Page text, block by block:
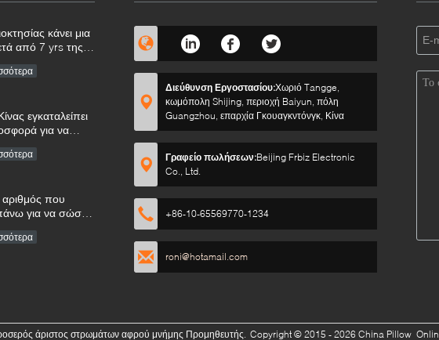
κάνει μια
από 7 yrs της
εγκαταλείπει
για να
που
για να σώσει
Διεύθυνση Εργοστασίου:Χωριό Tangge,
κωμόπολη Shijing, περιοχή Baiyun, πόλη
Guangzhou, επαρχία Γκουαγκντόνγκ, Κίνα
Γραφείο πωλήσεων:Beijing Frbiz Electronic
Co., Ltd.
+86-10-65569770-1234
roni@hotamail.com
άριστος στρωμάτων αφρού μνήμης Προμηθευτής. Copyright © 2015 - 2026 China Pillow